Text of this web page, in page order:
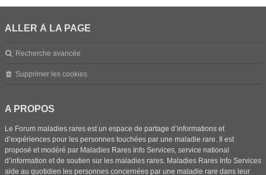
ALLER À LA PAGE
Recherche avancée
Supprimer les cookies
A PROPOS
Le Forum maladies rares est un espace de partage d’informations et
d’expériences pour les personnes touchées par une maladie rare. Il est
proposé et modéré par Maladies Rares Info Services, service national
d’information et de soutien sur les maladies rares. Maladies Rares Info Services
aide au quotidien les personnes concernées par une maladie rare dans leur